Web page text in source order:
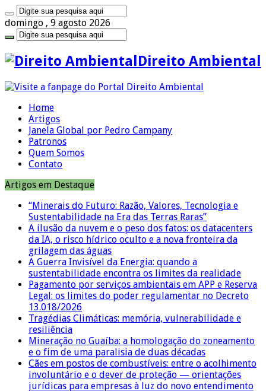
domingo , 9 agosto 2026
Direito Ambiental
Home
Artigos
Janela Global por Pedro Campany
Patronos
Quem Somos
Contato
Artigos em Destaque
“Minerais do Futuro: Razão, Valores, Tecnologia e
Sustentabilidade na Era das Terras Raras”
A ilusão da nuvem e o peso dos fatos: os datacenters
da IA, o risco hídrico oculto e a nova fronteira da
grilagem das águas
A Guerra Invisível da Energia: quando a
sustentabilidade encontra os limites da realidade
Pagamento por serviços ambientais em APP e Reserva
Legal: os limites do poder regulamentar no Decreto
13.018/2026
Tragédias Climáticas: memória, vulnerabilidade e
resiliência
Mineração no Guaíba: a homologação do zoneamento
e o fim de uma paralisia de duas décadas
Cães em postos de combustíveis: entre o acolhimento
involuntário e o dever de proteção — orientações
jurídicas para empresas à luz do novo entendimento